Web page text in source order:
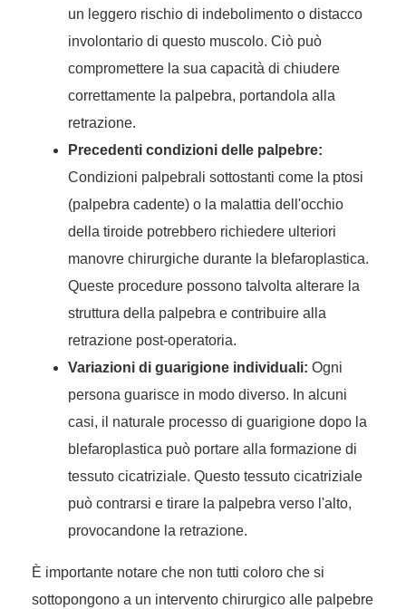
un leggero rischio di indebolimento o distacco
involontario di questo muscolo. Ciò può
compromettere la sua capacità di chiudere
correttamente la palpebra, portandola alla
retrazione.
Precedenti condizioni delle palpebre:
Condizioni palpebrali sottostanti come la ptosi
(palpebra cadente) o la malattia dell'occhio
della tiroide potrebbero richiedere ulteriori
manovre chirurgiche durante la blefaroplastica.
Queste procedure possono talvolta alterare la
struttura della palpebra e contribuire alla
retrazione post-operatoria.
Variazioni di guarigione individuali: Ogni
persona guarisce in modo diverso. In alcuni
casi, il naturale processo di guarigione dopo la
blefaroplastica può portare alla formazione di
tessuto cicatriziale. Questo tessuto cicatriziale
può contrarsi e tirare la palpebra verso l'alto,
provocandone la retrazione.
È importante notare che non tutti coloro che si
sottopongono a un intervento chirurgico alle palpebre